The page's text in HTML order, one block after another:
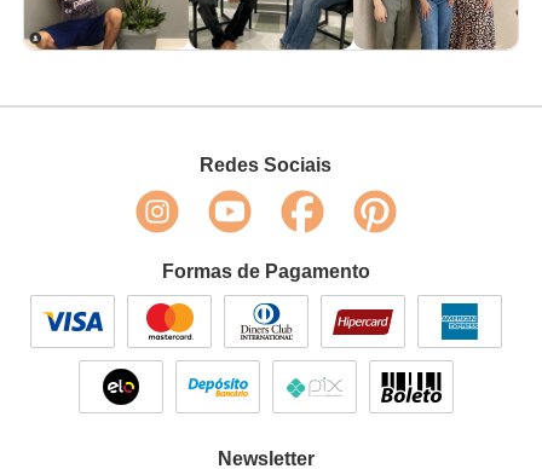
Redes Sociais
Formas de Pagamento
Newsletter